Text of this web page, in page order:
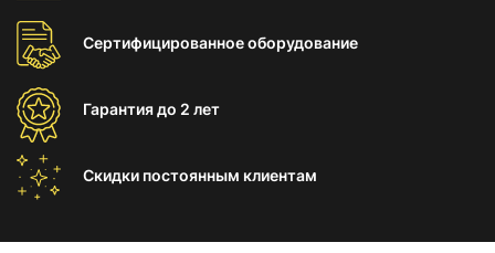
Сертифицированноеоборудование
Гарантиядо 2 лет
Скидки постоянным клиентам